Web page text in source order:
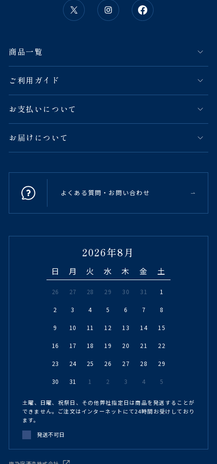
商品一覧
ご利用ガイド
お支払いについて
お届けについて
よくある質問・お問い合わせ
2026年8月
日 月 火 水 木 金 土
26 27 28 29 30 31 1
2 3 4 5 6 7 8
9 10 11 12 13 14 15
16 17 18 19 20 21 22
23 24 25 26 27 28 29
30 31 1 2 3 4 5
土曜、日曜、祝祭日、その他弊社指定日は商品を発送することが
できません。ご注文はインターネットにて24時間お受けしており
ます。
発送不可日